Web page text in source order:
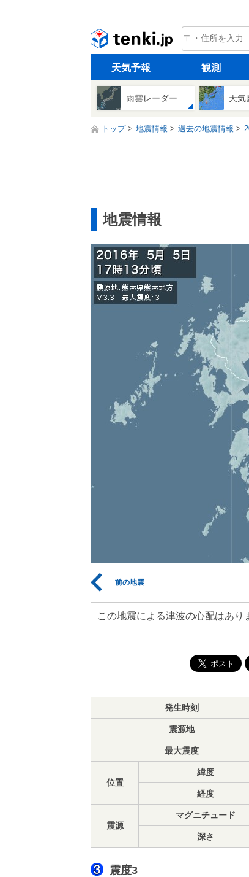
tenki.jp
天気予報 観測
雨雲レーダー 天気
トップ 地震情報 過去の地震情報
地震情報
前の地震
この地震による津波の心配はあり
発生時刻
震源地
最大震度
位置
緯度
経度
震源
マグニチュード
深さ
震度3